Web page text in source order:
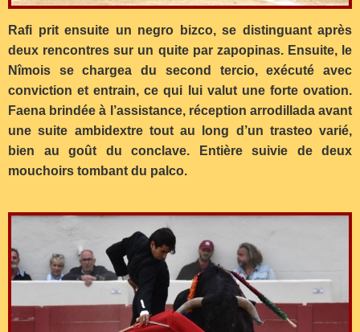
Rafi prit ensuite un negro bizco, se distinguant après
deux rencontres sur un quite par zapopinas. Ensuite, le
Nîmois se chargea du second tercio, exécuté avec
conviction et entrain, ce qui lui valut une forte ovation.
Faena brindée à l’assistance, réception arrodillada avant
une suite ambidextre tout au long d’un trasteo varié,
bien au goût du conclave. Entière suivie de deux
mouchoirs tombant du palco.